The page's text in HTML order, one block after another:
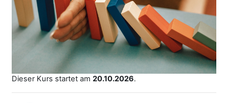
Dieser Kurs startet am 20.10.2026.